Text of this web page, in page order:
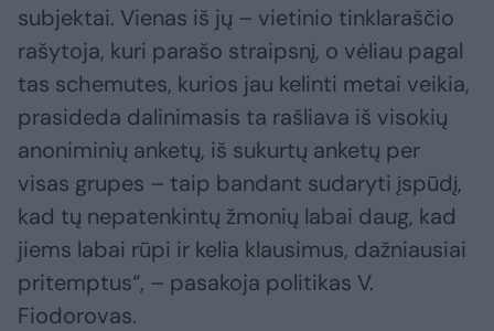
subjektai. Vienas iš jų – vietinio tinklaraščio
rašytoja, kuri parašo straipsnį, o vėliau pagal
tas schemutes, kurios jau kelinti metai veikia,
prasideda dalinimasis ta rašliava iš visokių
anoniminių anketų, iš sukurtų anketų per
visas grupes – taip bandant sudaryti įspūdį,
kad tų nepatenkintų žmonių labai daug, kad
jiems labai rūpi ir kelia klausimus, dažniausiai
pritemptus“, – pasakoja politikas V.
Fiodorovas.